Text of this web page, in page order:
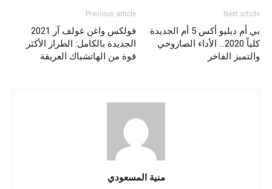
Previous article
فولكس واغن غولف آر 2021
الجديدة بالكامل: الطراز الأكثر
قوة من الهاتشباك العريقة
Next article
بي أم دبليو أكس 5 أم الجديدة
كلياً 2020… الأداء الصاروخي
والتميز الفاخر
منية المسعودي